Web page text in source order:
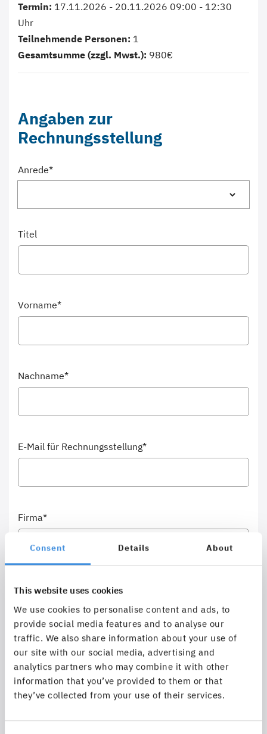
Consent Details About
This website uses cookies
We use cookies to personalise content and ads, to
provide social media features and to analyse our
traffic. We also share information about your use of
our site with our social media, advertising and
analytics partners who may combine it with other
information that you’ve provided to them or that
they’ve collected from your use of their services.
Termin: 17.11.2026 - 20.11.2026 09:00 - 12:30
Uhr
Teilnehmende Personen: 1
Gesamtsumme (zzgl. Mwst.): 980€
Angaben zur
Rechnungsstellung
Anrede*
Titel
Vorname*
Nachname*
E-Mail für Rechnungsstellung*
Firma*
Straße, Hausnummer*
Postleitzahl*